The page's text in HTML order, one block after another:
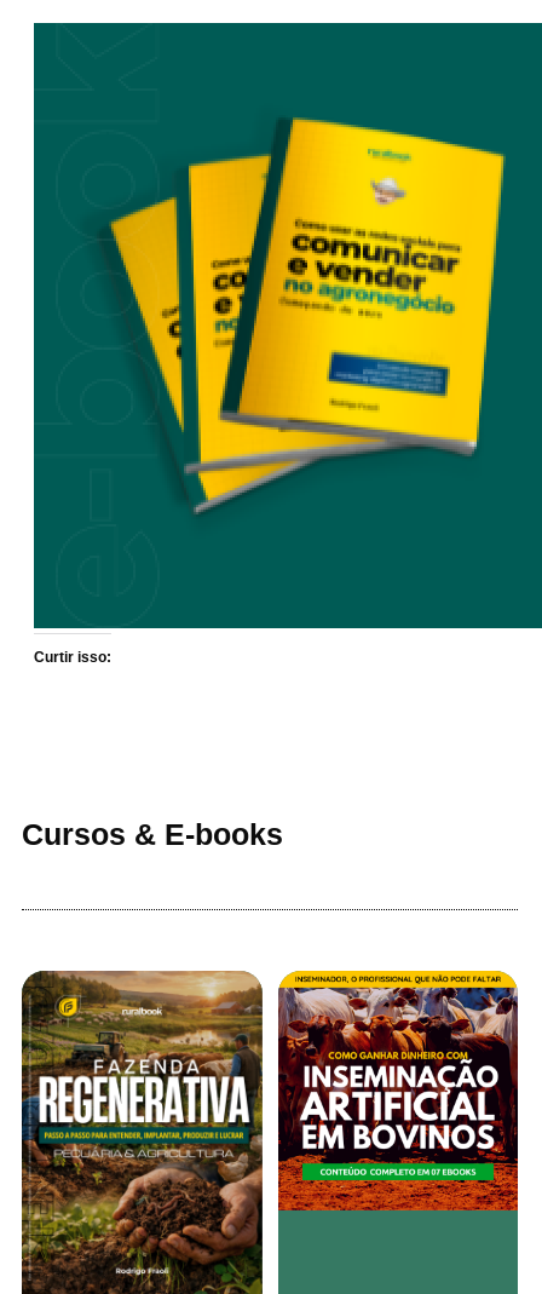
Curtir isso:
Cursos & E-books